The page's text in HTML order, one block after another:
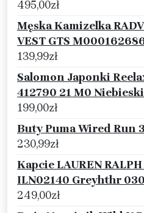
495,00zł
Męska Kamizelka
VEST GTS
139,99zł
Salomon Japonki
412790 21 M0 Niebieski
199,00zł
Buty Puma Wired Run
230,99zł
Kapcie LAUREN
ILN02140 Greyhthr 030
249,00zł